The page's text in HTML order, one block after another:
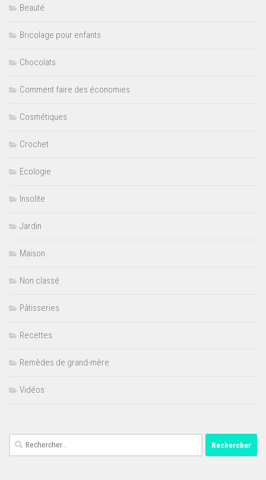
Beauté
Bricolage pour enfants
Chocolats
Comment faire des économies
Cosmétiques
Crochet
Ecologie
Insolite
Jardin
Maison
Non classé
Pâtisseries
Recettes
Remèdes de grand-mère
Vidéos
Rechercher :